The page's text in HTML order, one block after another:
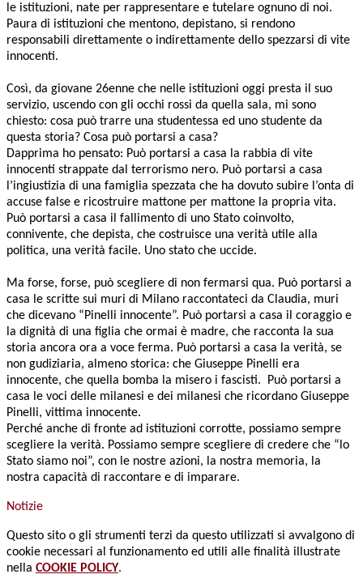
le istituzioni, nate per rappresentare e tutelare ognuno di noi.
Paura di istituzioni che mentono, depistano, si rendono
responsabili direttamente o indirettamente dello spezzarsi di vite
innocenti.
Così, da giovane 26enne che nelle istituzioni oggi presta il suo
servizio, uscendo con gli occhi rossi da quella sala, mi sono
chiesto: cosa può trarre una studentessa ed uno studente da
questa storia? Cosa può portarsi a casa?
Dapprima ho pensato: Può portarsi a casa la rabbia di vite
innocenti strappate dal terrorismo nero. Può portarsi a casa
l’ingiustizia di una famiglia spezzata che ha dovuto subire l’onta di
accuse false e ricostruire mattone per mattone la propria vita.
Può portarsi a casa il fallimento di uno Stato coinvolto,
connivente, che depista, che costruisce una verità utile alla
politica, una verità facile. Uno stato che uccide.
Ma forse, forse, può scegliere di non fermarsi qua. Può portarsi a
casa le scritte sui muri di Milano raccontateci da Claudia, muri
che dicevano “Pinelli innocente”. Può portarsi a casa il coraggio e
la dignità di una figlia che ormai è madre, che racconta la sua
storia ancora ora a voce ferma. Può portarsi a casa la verità, se
non gudiziaria, almeno storica: che Giuseppe Pinelli era
innocente, che quella bomba la misero i fascisti. Può portarsi a
casa le voci delle milanesi e dei milanesi che ricordano Giuseppe
Pinelli, vittima innocente.
Perché anche di fronte ad istituzioni corrotte, possiamo sempre
scegliere la verità. Possiamo sempre scegliere di credere che “lo
Stato siamo noi”, con le nostre azioni, la nostra memoria, la
nostra capacità di raccontare e di imparare.
Notizie
Questo sito o gli strumenti terzi da questo utilizzati si avvalgono di
cookie necessari al funzionamento ed utili alle finalità illustrate
nella COOKIE POLICY.